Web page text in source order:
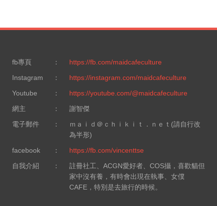
fb專頁 ：
https://fb.com/maidcafeculture
Instagram
：
https://instagram.com/maidcafeculture
Youtube
：
https://youtube.com/@maidcafeculture
網主
：
謝智傑
電子郵件
：
ｍａｉｄ＠ｃｈｉｋｉｔ．ｎｅｔ(請自行改
為半形)
facebook
：
https://fb.com/vincenttse
自我介紹
：
註冊社工、ACGN愛好者、COS攝，喜歡貓但
家中沒有養，有時會出現在執事、女僕
CAFE，特別是去旅行的時候。